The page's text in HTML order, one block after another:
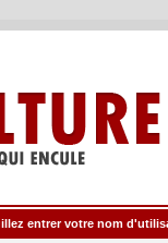
entrer votre nom